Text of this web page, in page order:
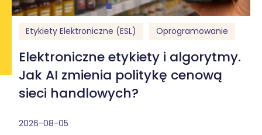
Etykiety Elektroniczne (ESL) Oprogramowanie
Elektroniczne etykiety i algorytmy.
Jak AI zmienia politykę cenową
sieci handlowych?
2026-08-05